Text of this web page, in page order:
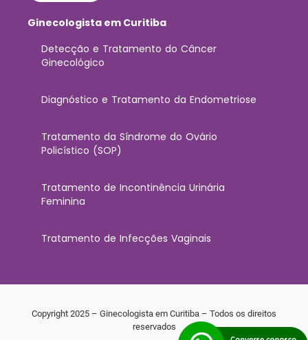
Ginecologista em Curitiba
Detecção e Tratamento do Câncer
Ginecológico
Diagnóstico e Tratamento da Endometriose
Tratamento da Síndrome do Ovário
Policístico (SOP)
Tratamento de Incontinência Urinária
Feminina
Tratamento de Infecções Vaginais
Copyright 2025 – Ginecologista em Curitiba – Todos os direitos
reservados